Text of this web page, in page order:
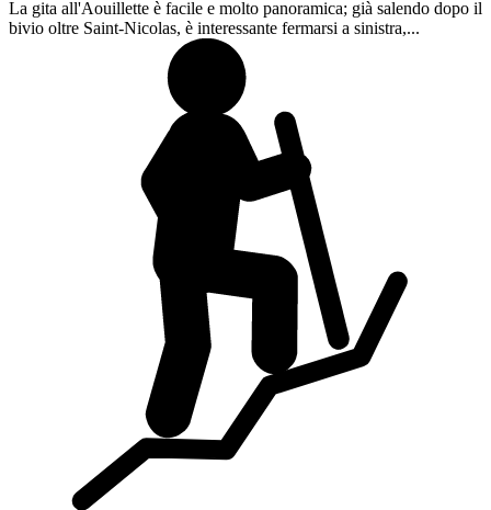
La gita all'Aouillette è facile e molto panoramica; già salendo dopo il
bivio oltre Saint-Nicolas, è interessante fermarsi a sinistra,...